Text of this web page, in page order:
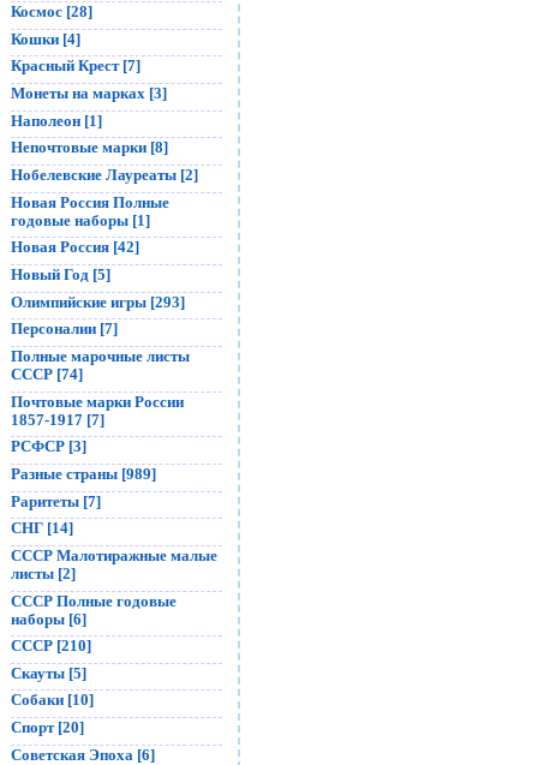
Космос [28]
Кошки [4]
Красный Крест [7]
Монеты на марках [3]
Наполеон [1]
Непочтовые марки [8]
Нобелевские Лауреаты [2]
Новая Россия Полные
годовые наборы [1]
Новая Россия [42]
Новый Год [5]
Олимпийские игры [293]
Персоналии [7]
Полные марочные листы
СССР [74]
Почтовые марки России
1857-1917 [7]
РСФСР [3]
Разные страны [989]
Раритеты [7]
СНГ [14]
СССР Малотиражные малые
листы [2]
СССР Полные годовые
наборы [6]
СССР [210]
Скауты [5]
Собаки [10]
Спорт [20]
Советская Эпоха [6]